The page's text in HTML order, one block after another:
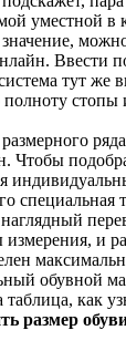
уместной в
Ввести
тут же
стопы
Чтобы
специальная
и
обувной
как
размер